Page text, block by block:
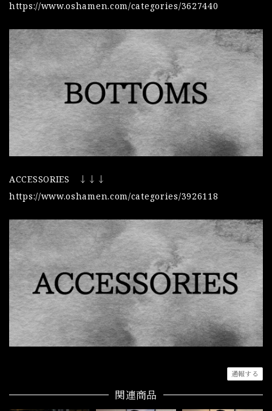
https://www.oshamen.com/categories/3627440
ACCESSORIES ↓↓↓
https://www.oshamen.com/categories/3926118
通報する
関連商品